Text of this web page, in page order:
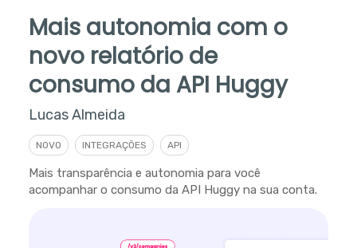
Mais autonomia com o
novo relatório de
consumo da API Huggy
Lucas Almeida
NOVO INTEGRAÇÕES API
Mais transparência e autonomia para você
acompanhar o consumo da API Huggy na sua conta.